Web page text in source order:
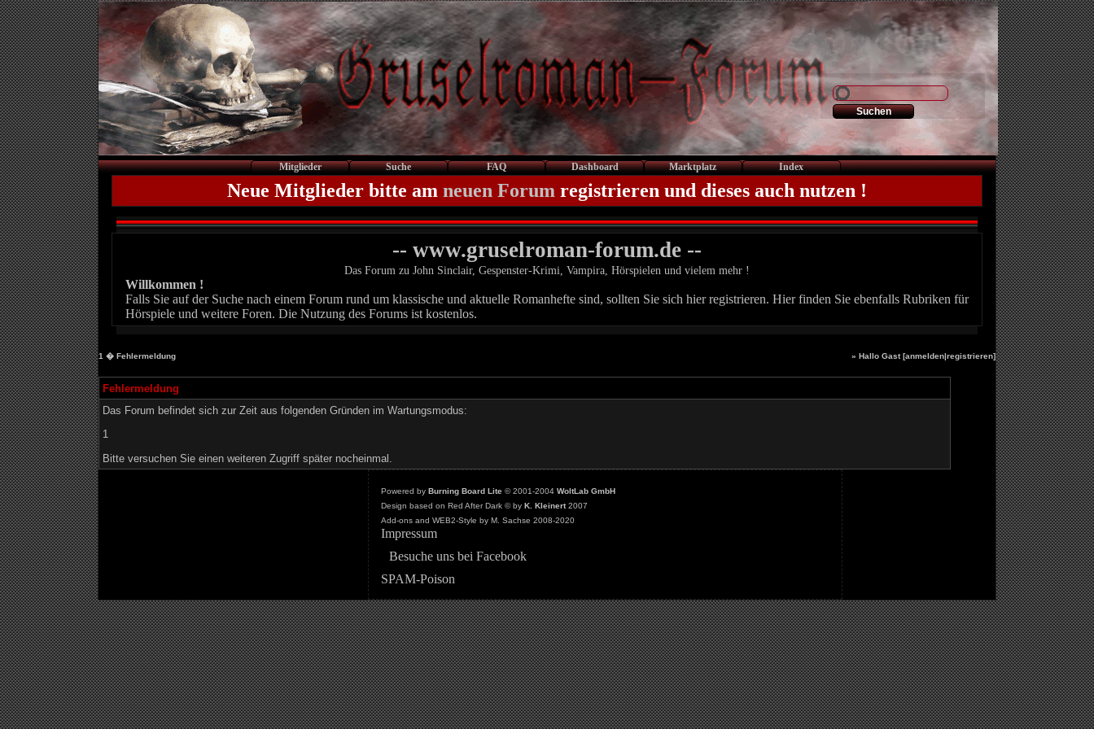
Mitglieder Suche FAQ Dashboard Marktplatz Index
Neue Mitglieder bitte am neuen Forum registrieren und dieses auch nutzen !
-- www.gruselroman-forum.de --
Das Forum zu John Sinclair, Gespenster-Krimi, Vampira, Hörspielen und vielem mehr !
Willkommen !
Falls Sie auf der Suche nach einem Forum rund um klassische und aktuelle Romanhefte sind, sollten Sie sich hier registrieren. Hier finden Sie ebenfalls Rubriken für
Hörspiele und weitere Foren. Die Nutzung des Forums ist kostenlos.
1 � Fehlermeldung » Hallo Gast [anmelden|registrieren]
Fehlermeldung
Das Forum befindet sich zur Zeit aus folgenden Gründen im Wartungsmodus:
1
Bitte versuchen Sie einen weiteren Zugriff später nocheinmal.
Powered by Burning Board Lite© 2001-2004 WoltLab GmbH
Design based on Red After Dark © by K. Kleinert2007
Add-ons and WEB2-Style by M. Sachse 2008-2020
Impressum
Besuche uns bei Facebook
SPAM-Poison